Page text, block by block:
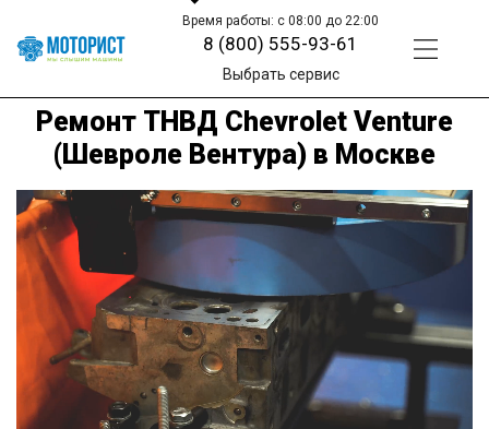
Время работы: с 08:00 до 22:00
8 (800) 555-93-61
Выбрать сервис
Ремонт ТНВД Chevrolet Venture
(Шевроле Вентура) в Москве